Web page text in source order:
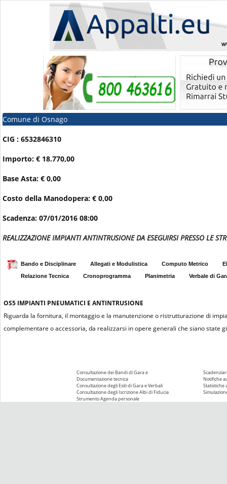
Comune di Osnago
CIG : 6532846310
Importo: € 18.770,00
Base Asta: € 0,00
Costo della Manodopera: € 0,00
Scadenza: 07/01/2016 08:00
REALIZZAZIONE IMPIANTI ANTINTRUSIONE DA ESEGUIRSI PRESSO LE
Bando e Disciplinare Allegati e Modulistica Computo Metrico
Relazione Tecnica
Cronoprogramma Planimetria Verbale di
OS5 IMPIANTI PNEUMATICI E ANTINTRUSIONE
Riguarda la fornitura, il montaggio e la manutenzione o ristrutturazione di
complementare o accessoria, da realizzarsi in opere generali che siano state
Consultazione dei Bandi di Gara e
Documentazione tecnica
Consultazione degli Esiti di Gara e Verbali
Consultazione degli Iscrizione Albi di Fiducia
Strumento Agenda personale
Notifiche
Statistiche